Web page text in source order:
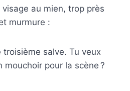
au mien, trop près
murmure :
salve. Tu veux
mouchoir pour la scène ?